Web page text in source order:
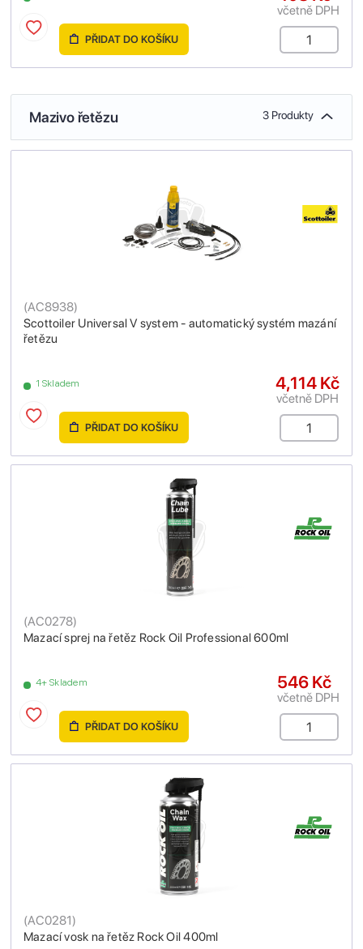
včetně DPH
PŘIDAT DO KOŠÍKU
Mazivo řetězu 3 Produkty
Scottoiler Universal V system - automatický systém mazání
řetězu
(AC8938)
1 Skladem 4,114 Kč
včetně DPH
PŘIDAT DO KOŠÍKU
Mazací sprej na řetěz Rock Oil Professional 600ml
(AC0278)
4+ Skladem 546 Kč
včetně DPH
PŘIDAT DO KOŠÍKU
Mazací vosk na řetěz Rock Oil 400ml
(AC0281)